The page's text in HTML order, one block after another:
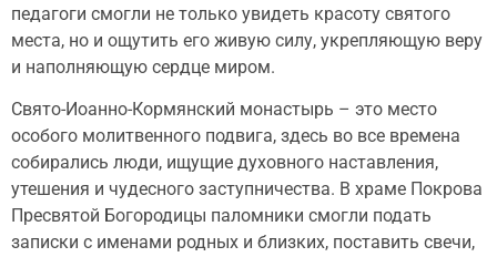
педагоги смогли не только увидеть красоту святого
места, но и ощутить его живую силу, укрепляющую веру
и наполняющую сердце миром.
Свято-Иоанно-Кормянский монастырь – это место
особого молитвенного подвига, здесь во все времена
собирались люди, ищущие духовного наставления,
утешения и чудесного заступничества. В храме Покрова
Пресвятой Богородицы паломники смогли подать
записки с именами родных и близких, поставить свечи,